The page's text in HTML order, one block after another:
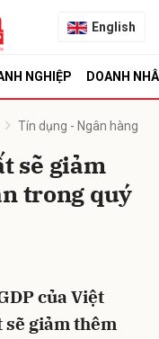
English
NGHIỆP DOANH
Tín dụng - Ngân hàng
sẽ giảm
trong quý
của Việt
sẽ giảm thêm
Hủy